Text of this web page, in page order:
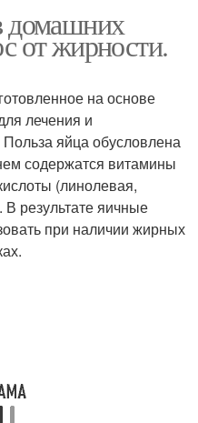
домашних
от жирности.
на основе
лечения и
яйца обусловлена
содержатся витамины
(линолевая,
результате яичные
при наличии жирных